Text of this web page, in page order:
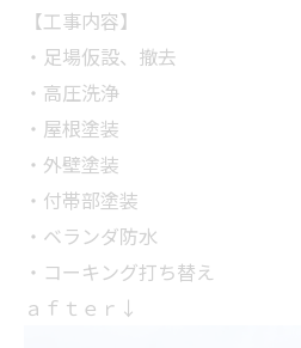
【工事内容】
・足場仮設、撤去
・高圧洗浄
・屋根塗装
・外壁塗装
・付帯部塗装
・ベランダ防水
・コーキング打ち替え
ａｆｔｅｒ↓